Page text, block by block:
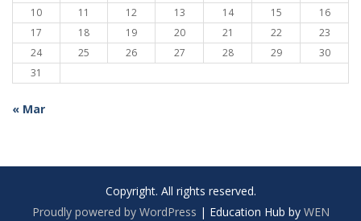
10
11 12 13 14 15
16
17
18 19 20 21 22
23
24
25 26 27 28 29
30
31
« Mar
Copyright. All rights reserved.
Proudly powered by WordPress | Education Hub by WEN